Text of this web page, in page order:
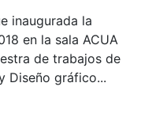
inaugurada la
en la sala ACUA
de trabajos de
Diseño gráfico...